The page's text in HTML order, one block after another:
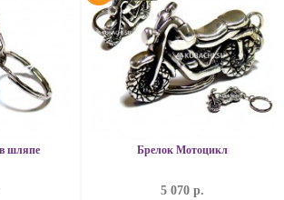
шляпе Брелок Мотоцикл
5 070 р.